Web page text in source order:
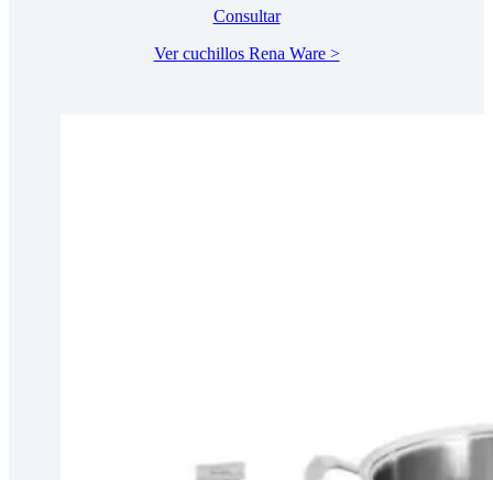
Consultar
Ver cuchillos Rena Ware >